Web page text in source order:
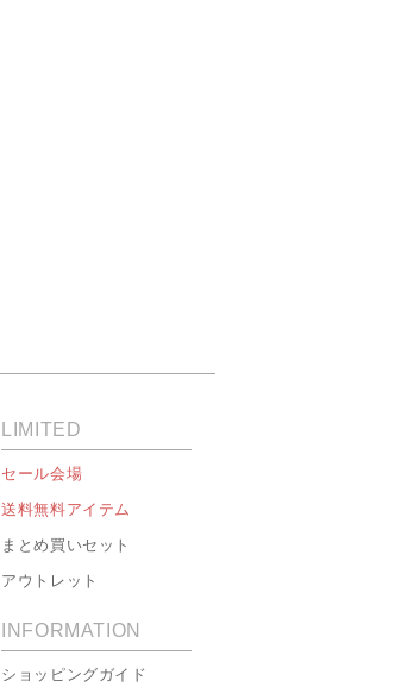
LIMITED
セール会場
送料無料アイテム
まとめ買いセット
アウトレット
INFORMATION
ショッピングガイド